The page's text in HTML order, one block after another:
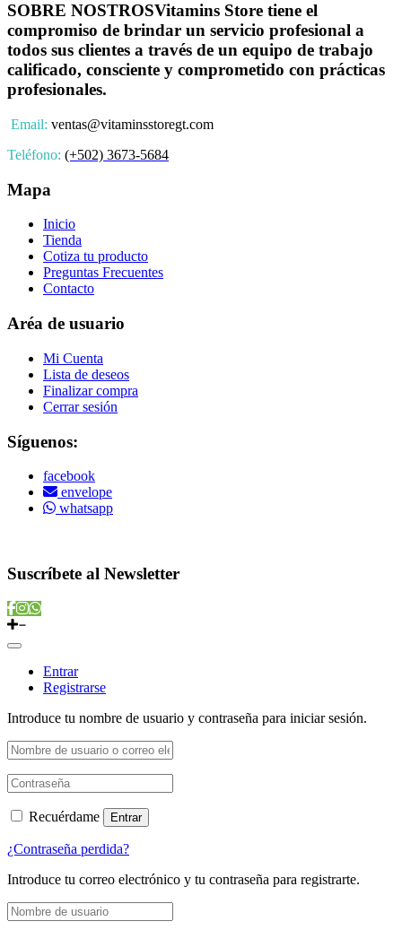
SOBRE NOSTROSVitamins Store tiene el
compromiso de brindar un servicio profesional a
todos sus clientes a través de un equipo de trabajo
calificado, consciente y comprometido con prácticas
profesionales.
Email: ventas@vitaminsstoregt.com
Teléfono: (+502) 3673-5684
Mapa
Inicio
Tienda
Cotiza tu producto
Preguntas Frecuentes
Contacto
Aréa de usuario
Mi Cuenta
Lista de deseos
Finalizar compra
Cerrar sesión
Síguenos:
facebook
envelope
whatsapp
Suscríbete al Newsletter
Entrar
Registrarse
Introduce tu nombre de usuario y contraseña para iniciar sesión.
Recuérdame Entrar
¿Contraseña perdida?
Introduce tu correo electrónico y tu contraseña para registrarte.